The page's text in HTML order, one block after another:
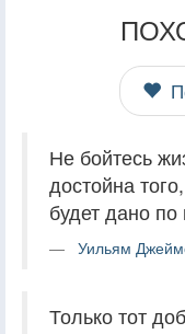
Не бойтесь
достойна
будет дано
Уильям
Только тот